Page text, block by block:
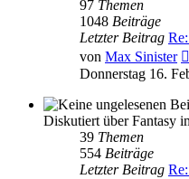
97 Themen
1048 Beiträge
Letzter Beitrag
von Max Sinister
Donnerstag 16.
Diskutiert über Fantasy
39 Themen
554 Beiträge
Letzter Beitrag